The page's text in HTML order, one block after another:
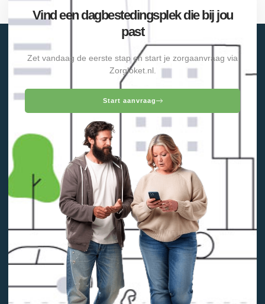
Vind een dagbestedingsplek die bij jou
past
Zet vandaag de eerste stap en start je zorgaanvraag via
Zorgloket.nl.
Start aanvraag